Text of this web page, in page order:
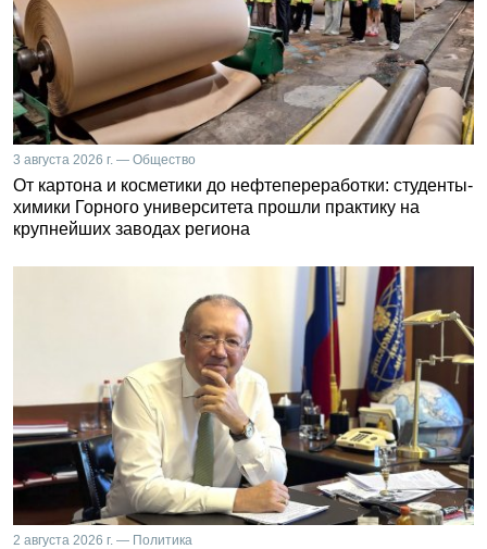
3 августа 2026 г. — Общество
От картона и косметики до нефтепереработки: студенты-
химики Горного университета прошли практику на
крупнейших заводах региона
2 августа 2026 г. — Политика